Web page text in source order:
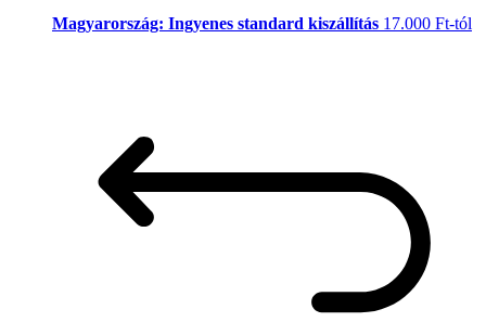
Magyarország: Ingyenes standard kiszállítás 17.000 Ft-tól